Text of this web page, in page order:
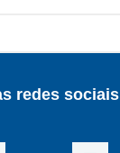
redes sociais